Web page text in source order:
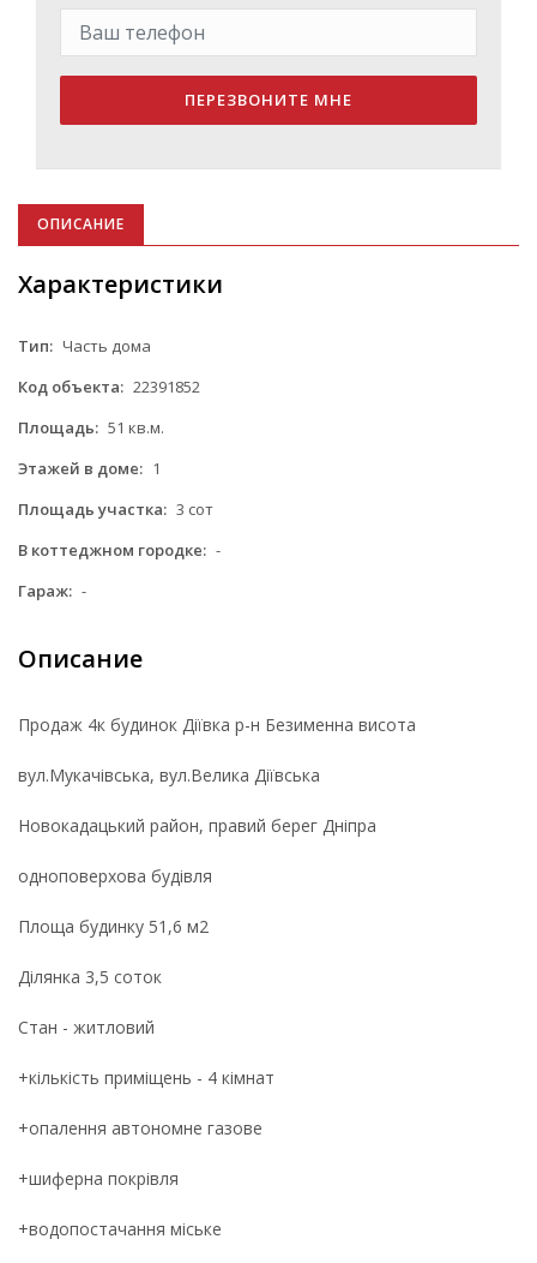
ПЕРЕЗВОНИТЕ МНЕ
ОПИСАНИЕ
Характеристики
Тип: Часть дома
Код объекта: 22391852
Площадь: 51 кв.м.
Этажей в доме: 1
Площадь участка: 3 сот
В коттеджном городке: -
Гараж: -
Описание
Продаж 4к будинок Діївка р-н Безименна висота
вул.Мукачівська, вул.Велика Діївська
Новокадацький район, правий берег Дніпра
одноповерхова будівля
Площа будинку 51,6 м2
Ділянка 3,5 соток
Стан - житловий
+кількість приміщень - 4 кімнат
+опалення автономне газове
+шиферна покрівля
+водопостачання міське